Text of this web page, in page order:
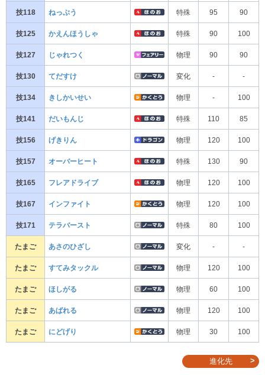
技118 ねっぷう 特殊 95 90
技125 かえんほうしゃ 特殊 90 100
技127 じゃれつく 物理 90 90
技130 てだすけ 変化 - -
技134 きしかいせい 物理 - 100
技141 だいもんじ 特殊 110 85
技156 げきりん 物理 120 100
技157 オーバーヒート 特殊 130 90
技165 フレアドライブ 物理 120 100
技167 インファイト 物理 120 100
技171 テラバースト 特殊 80 100
たまご あさのひざし 変化 - -
たまご すてみタックル 物理 120 100
たまご ほしがる 物理 60 100
たまご あばれる 物理 120 100
たまご にどげり 物理 30 100
進化先